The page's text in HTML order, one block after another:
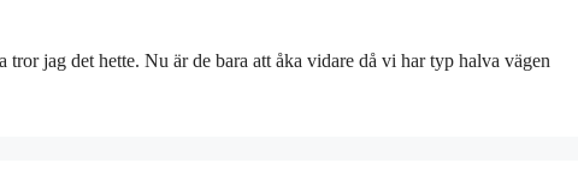
jag det hette. Nu är de bara att åka vidare då vi har typ halva vägen